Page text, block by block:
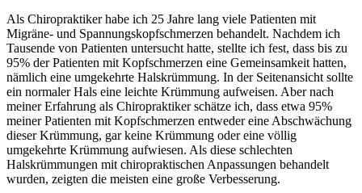
Als Chiropraktiker habe ich 25 Jahre lang viele Patienten mit
Migräne- und Spannungskopfschmerzen behandelt. Nachdem ich
Tausende von Patienten untersucht hatte, stellte ich fest, dass bis zu
95% der Patienten mit Kopfschmerzen eine Gemeinsamkeit hatten,
nämlich eine umgekehrte Halskrümmung. In der Seitenansicht sollte
ein normaler Hals eine leichte Krümmung aufweisen. Aber nach
meiner Erfahrung als Chiropraktiker schätze ich, dass etwa 95%
meiner Patienten mit Kopfschmerzen entweder eine Abschwächung
dieser Krümmung, gar keine Krümmung oder eine völlig
umgekehrte Krümmung aufwiesen. Als diese schlechten
Halskrümmungen mit chiropraktischen Anpassungen behandelt
wurden, zeigten die meisten eine große Verbesserung.